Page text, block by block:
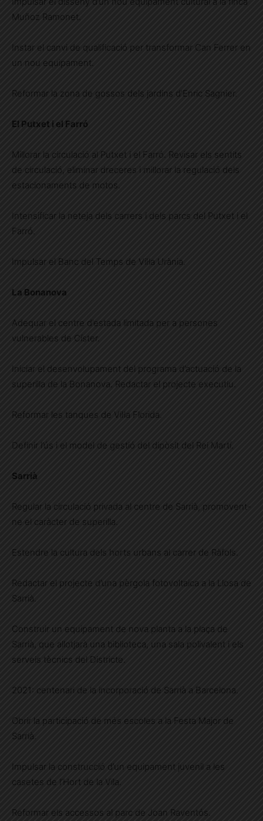
Muñoz Ramonet.
Instar el canvi de qualificació per transformar Can Ferrer en
un nou equipament.
Reformar la zona de gossos dels jardins d’Enric Sagnier.
El Putxet i el Farró
Millorar la circulació al Putxet i el Farró. Revisar els sentits
de circulació, eliminar dreceres i millorar la regulació dels
estacionaments de motos.
Intensificar la neteja dels carrers i dels parcs del Putxet i el
Farró.
Impulsar el Banc del Temps de Vil·la Urània.
La Bonanova
Adequar el centre d’estada limitada per a persones
vulnerables de Císter.
Iniciar el desenvolupament del programa d’actuació de la
superilla de la Bonanova. Redactar el projecte executiu.
Reformar les tanques de Vil·la Florida.
Definir l’ús i el model de gestió del dipòsit del Rei Martí.
Sarrià
Regular la circulació privada al centre de Sarrià, promovent-
ne el caràcter de superilla.
Estendre la cultura dels horts urbans al carrer de Ràfols.
Redactar el projecte d’una pèrgola fotovoltaica a la Llosa de
Sarrià.
Construir un equipament de nova planta a la plaça de
Sarrià, que allotjarà una biblioteca, una sala polivalent i els
serveis tècnics del Districte.
2021: centenari de la incorporació de Sarrià a Barcelona.
Obrir la participació de més escoles a la Festa Major de
Sarrià.
Impulsar la construcció d’un equipament juvenil a les
casetes de l’Hort de la Vila.
Reformar els accessos al parc de Joan Raventós.